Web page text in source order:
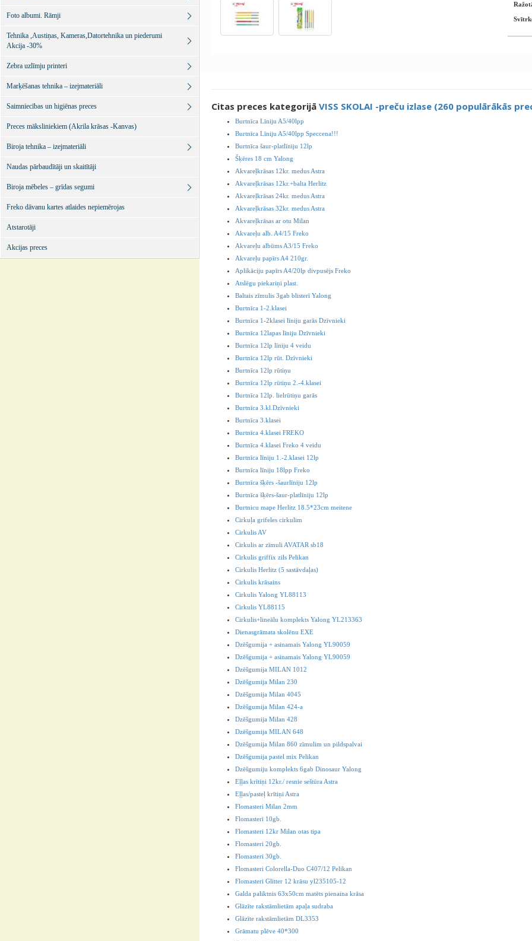
Citas preces kategorijā VISS SKOLAI -preču izlase (260 populārākās
Burtnīca Līniju A5/40lpp
Burtnīca Līniju A5/40lpp Speccena!!!
Burtnīca šaur-platlīniju 12lp
Šķēres 18 cm Yalong
Akvareļkrāsas 12kr. medus Astra
Akvareļkrāsas 12kr.+balta Herlitz
Akvareļkrāsas 24kr. medus Astra
Akvareļkrāsas 32kr. medus Astra
Akvareļkrāsas ar otu Milan
Akvareļu alb. A4/15 Freko
Akvareļu albūms A3/15 Freko
Akvareļu papīrs A4 210gr.
Aplikāciju papīrs A4/20lp divpusējs Freko
Atslēgu piekariņi plast.
Baltais zīmulis 3gab blisterī Yalong
Burtnīca 1-2.klasei
Burtnīca 1-2klasei līniju garās Dzīvnieki
Burtnīca 12lapas līniju Dzīvnieki
Burtnīca 12lp līniju 4 veidu
Burtnīca 12lp rūt. Dzīvnieki
Burtnīca 12lp rūtiņu
Burtnīca 12lp rūtiņu 2.-4.klasei
Burtnīca 12lp. lielrūtiņu garās
Burtnīca 3.kl.Dzīvnieki
Burtnīca 3.klasei
Burtnīca 4.klasei FREKO
Burtnīca 4.klasei Freko 4 veidu
Burtnīca līniju 1.-2.klasei 12lp
Burtnīca līniju 18lpp Freko
Burtnīca šķērs -šaurlīniju 12lp
Burtnīca šķērs-šaur-platlīniju 12lp
Burtnicu mape Herlitz 18.5*23cm meitene
Cirkuļa grifeles cirkulim
Cirkulis AV
Cirkulis ar zīmuli AVATAR sb18
Cirkulis griffix zils Pelikan
Cirkulis Herlitz (5 sastāvdaļas)
Cirkulis krāsains
Cirkulis Yalong YL88113
Cirkulis YL88115
Cirkulis+lineālu komplekts Yalong YL213363
Dienasgrāmata skolēnu EXE
Dzēšgumija + asinamais Yalong YL90059
Dzēšgumija + asinamais Yalong YL90059
Dzēšgumija MILAN 1012
Dzēšgumija Milan 230
Dzēšgumija Milan 4045
Dzēšgumija Milan 424-a
Dzēšgumija Milan 428
Dzēšgumija MILAN 648
Dzēšgumija Milan 860 zīmulim un pildspalvai
Dzēšgumija pastel mix Pelikan
Dzēšgumiju komplekts 6gab Dinosaur Yalong
Eļļas krītiņi 12kr./ resnie seštūra Astra
Eļļas/pasteļ krītiņi Astra
Flomasteri Milan 2mm
Flomasteri 10gb.
Flomasteri 12kr Milan otas tipa
Flomasteri 20gb.
Flomasteri 30gb.
Flomasteri Colorella-Duo C407/12 Pelikan
Flomasteri Glitter 12 krāsu yl235105-12
Galda paliktnis 63x50cm matēts pienaina krāsa
Glāzīte rakstāmlietām apaļa sudraba
Glāzīte rakstāmlietām DL3353
Grāmatu plēve 40*300
Foto albumi. Rāmji
Tehnika ,Austiņas, Kameras,Datortehnika un piederumi
Akcija -30%
Zebra uzlīmju printeri
Marķēšanas tehnika – izejmateriāli
Saimniecības un higiēnas preces
Preces māksliniekiem (Akrila krāsas -Kanvas)
Biroja tehnika – izejmateriāli
Naudas pārbaudītāji un skaitītāji
Biroja mēbeles – grīdas segumi
Freko dāvanu kartes atlaides nepiemērojas
Atstarotāji
Akcijas preces